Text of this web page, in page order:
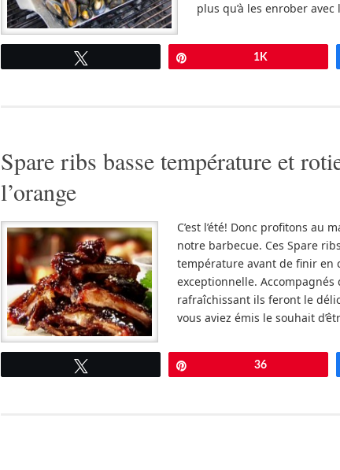
plus qu’à les enrober
1K
Spare ribs basse température et
l’orange
C’est l’été! Donc profitons
notre barbecue. Ces Spare
température avant de finir en
exceptionnelle. Accompagnés
rafraîchissant ils feront le
vous aviez émis le souhait
36